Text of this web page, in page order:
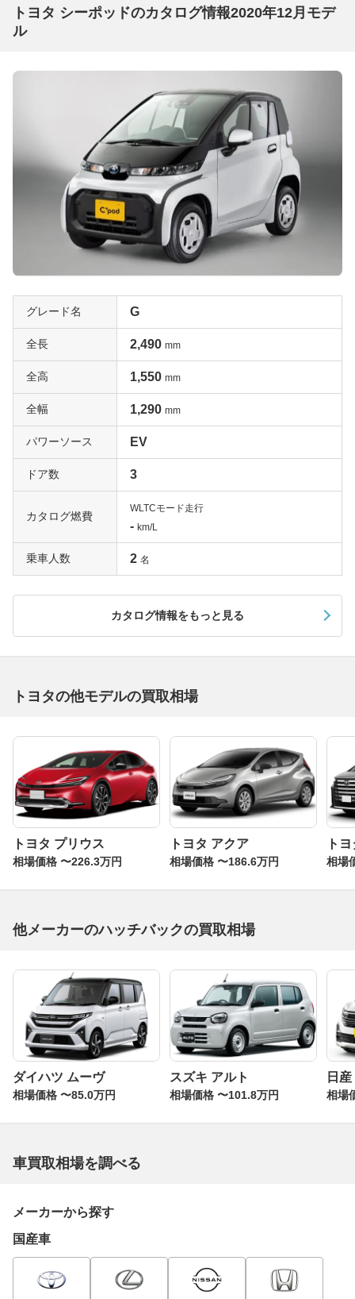
トヨタ シーポッドのカタログ情報2020年12月モデ
ル
グレード名 G
全長 2,490 mm
全高 1,550 mm
全幅 1,290 mm
パワーソース EV
ドア数 3
カタログ燃費
WLTCモード走行
- km/L
乗車人数 2 名
カタログ情報をもっと見る
トヨタの他モデルの買取相場
トヨタ プリウス
相場価格 〜226.3万円
トヨタ アクア
相場価格 〜186.6万円
ト
相場
他メーカーのハッチバックの買取相場
ダイハツ ムーヴ
相場価格 〜85.0万円
スズキ アルト
相場価格 〜101.8万円
日
相場
車買取相場を調べる
メーカーから探す
国産車